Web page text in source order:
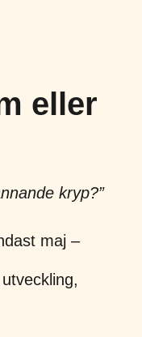
eller
kryp?”
maj –